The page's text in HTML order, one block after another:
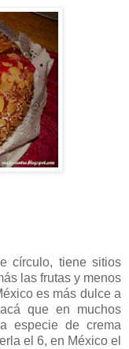
círculo, tiene sitios
las frutas y menos
es más dulce a
que en muchos
especie de crema
el 6, en México el